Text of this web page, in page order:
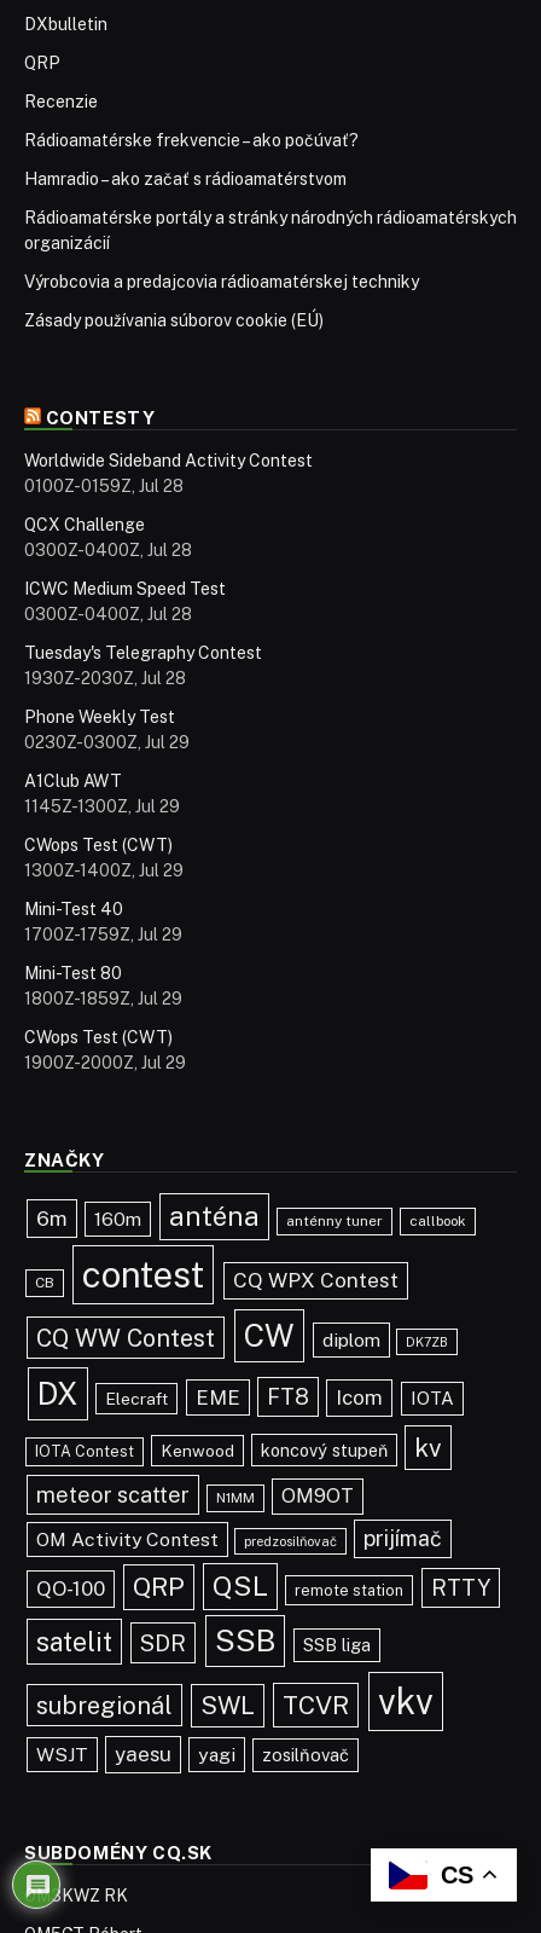
DXbulletin
QRP
Recenzie
Rádioamatérske frekvencie – ako počúvať?
Hamradio – ako začať s rádioamatérstvom
Rádioamatérske portály a stránky národných rádioamatérskych
organizácií
Výrobcovia a predajcovia rádioamatérskej techniky
Zásady používania súborov cookie (EÚ)
CONTESTY
Worldwide Sideband Activity Contest
0100Z-0159Z, Jul 28
QCX Challenge
0300Z-0400Z, Jul 28
ICWC Medium Speed Test
0300Z-0400Z, Jul 28
Tuesday's Telegraphy Contest
1930Z-2030Z, Jul 28
Phone Weekly Test
0230Z-0300Z, Jul 29
A1Club AWT
1145Z-1300Z, Jul 29
CWops Test (CWT)
1300Z-1400Z, Jul 29
Mini-Test 40
1700Z-1759Z, Jul 29
Mini-Test 80
1800Z-1859Z, Jul 29
CWops Test (CWT)
1900Z-2000Z, Jul 29
ZNAČKY
6m 160m anténa anténny tuner callbook
CB contest CQ WPX Contest
CQ WW Contest CW diplom DK7ZB
DX Elecraft EME FT8 Icom IOTA
IOTA Contest Kenwood koncový stupeň kv
meteor scatter N1MM
OM9OT
OM Activity Contest
predzosilňovač prijímač
QO-100 QRP QSL remote station RTTY
satelit SDR SSB SSB liga
subregionál SWL TCVR vkv
WSJT yaesu yagi zosilňovač
SUBDOMÉNY CQ.SK
OM3KWZ RK
CS